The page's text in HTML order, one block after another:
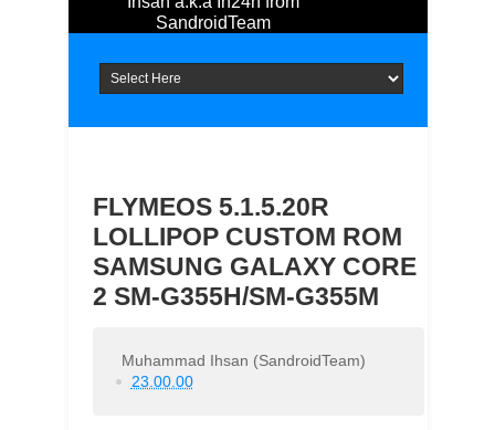
SandroidTeam
FLYMEOS 5.1.5.20R
LOLLIPOP CUSTOM ROM
SAMSUNG GALAXY CORE
2 SM-G355H/SM-G355M
Muhammad Ihsan (SandroidTeam)
23.00.00